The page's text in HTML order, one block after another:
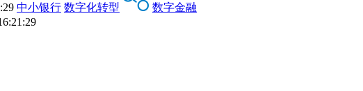
中小银行 数字化转型
数字金融